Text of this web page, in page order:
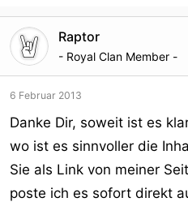
Raptor
- Royal Clan Member -
6 Februar 2013
Danke Dir, soweit ist es
wo ist es sinnvoller die
Sie als Link von meiner
poste ich es sofort direkt